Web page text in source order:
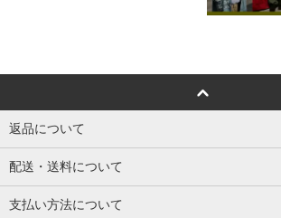
返品について
配送・送料について
支払い方法について